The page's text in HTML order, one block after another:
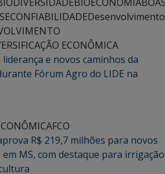
CONFIABILIDADEDesenvolvimento
ECONÔMICA
e novos caminhos da
Fórum Agro do LIDE na
FCO
R$ 219,7 milhões para novos
MS, com destaque para irrigação